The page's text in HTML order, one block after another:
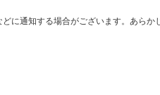
に通知する場合がございます。あらか